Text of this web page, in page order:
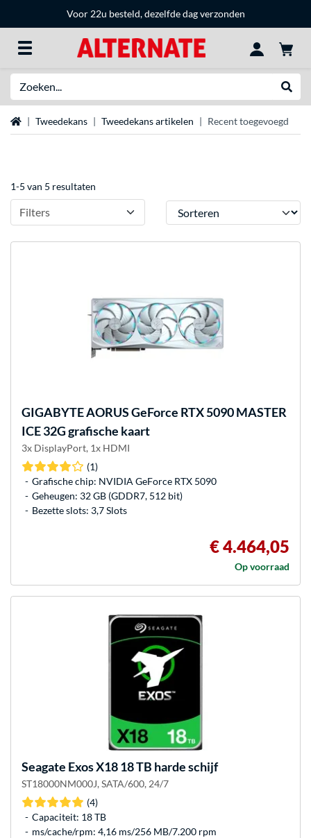
Voor 22u besteld, dezelfde dag verzonden
HomeTweedekans Tweedekans artikelen Recent toegevoegd
1-5 van 5 resultaten
Filters Sorteren
GIGABYTEAORUS GeForce RTX 5090 MASTER
ICE 32G grafische kaart
3x DisplayPort, 1x HDMI
(1)
Grafische chip: NVIDIA GeForce RTX 5090
Geheugen: 32 GB (GDDR7, 512 bit)
Bezette slots: 3,7 Slots
€ 4.464,05
Op voorraad
Seagate Exos X18 18 TB harde schijf
ST18000NM000J, SATA/600, 24/7
(4)
Capaciteit: 18 TB
ms/cache/rpm: 4,16 ms/256 MB/7.200 rpm